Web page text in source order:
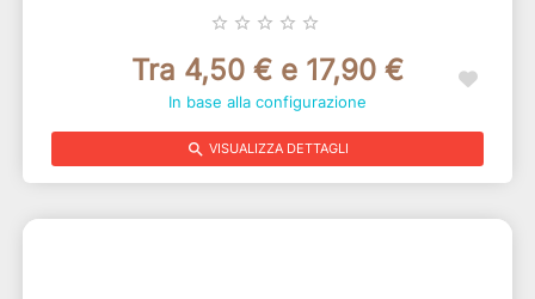
star_border star_border star_border star_border star_border
Tra 4,50 € e 17,90 €
In base alla configurazione
search VISUALIZZA DETTAGLI